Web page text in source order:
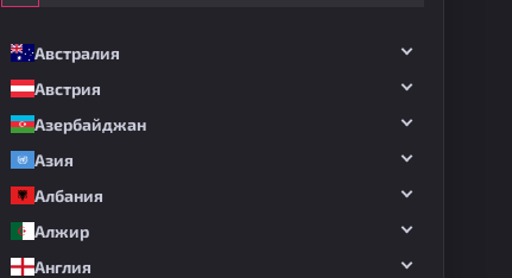
Австралия
Австрия
Азербайджан
Азия
Албания
Алжир
Англия